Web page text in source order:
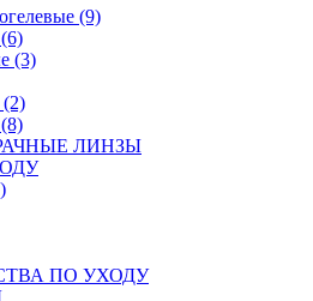
(9)
(3)
(2)
ЛИНЗЫ
ПО УХОДУ